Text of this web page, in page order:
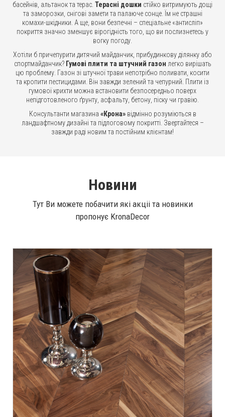
басейнів, альтанок та терас. Терасні дошки стійко витримують дощі
та заморозки, снігові замети та палаюче сонце. Їм не страшні
комахи-шкідники. А ще, вони безпечні – спеціальне «антисліп»
покриття значно зменшує вірогідність того, що ви послизнетесь у
вогку погоду.
Хотіли б причепурити дитячий майданчик, прибудинкову ділянку або
спортмайданчик? Гумові плити та штучний газон легко вирішать
цю проблему. Газон зі штучної трави непотрібно поливати, косити
та кропити пестицидами. Він завжди зелений та чепурний. Плити із
гумової крихти можна встановити безпосередньо поверх
непідготовленого ґрунту, асфальту, бетону, піску чи гравію.
Консультанти магазина «Крона»відмінно розуміються в
ландшафтному дизайні та підлоговому покритті. Звертайтеся –
завжди раді новим та постійним клієнтам!
Новини
Тут Ви можете побачити які акціі та новинки
пропонує KronaDecor